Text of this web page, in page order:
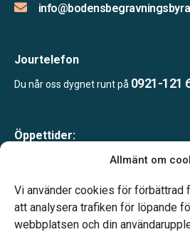
Allmänt om
Vi använder cookies för förbättrad
att analysera trafiken för löpande
webbplatsen och din
Jourtelefon
Du når oss dygnet runt på 0921-121
Öppettider:
Lunchstängt 12.00–13.00
Telefonjour dygnet runt